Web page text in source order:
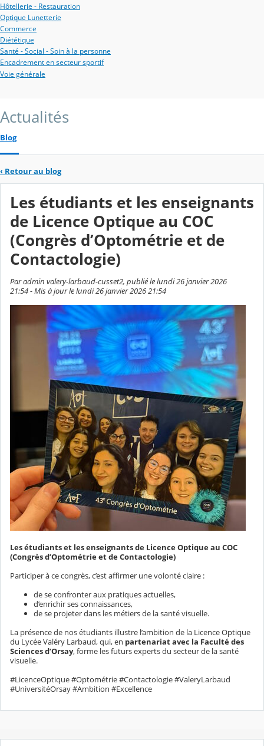
Hôtellerie - Restauration
Optique Lunetterie
Commerce
Diététique
Santé - Social - Soin à la personne
Encadrement en secteur sportif
Voie générale
Actualités
Blog
‹ Retour au blog
Les étudiants et les enseignants
de Licence Optique au COC
(Congrès d’Optométrie et de
Contactologie)
Par admin valery-larbaud-cusset2, publié le lundi 26 janvier 2026
21:54 - Mis à jour le lundi 26 janvier 2026 21:54
Les étudiants et les enseignants de Licence Optique au COC
(Congrès d’Optométrie et de Contactologie)
Participer à ce congrès, c’est affirmer une volonté claire :
de se confronter aux pratiques actuelles,
d’enrichir ses connaissances,
de se projeter dans les métiers de la santé visuelle.
La présence de nos étudiants illustre l’ambition de la Licence Optique
du Lycée Valéry Larbaud, qui, en partenariat avec la Faculté des
Sciences d’Orsay, forme les futurs experts du secteur de la santé
visuelle.
#LicenceOptique #Optométrie #Contactologie #ValeryLarbaud
#UniversitéOrsay #Ambition #Excellence